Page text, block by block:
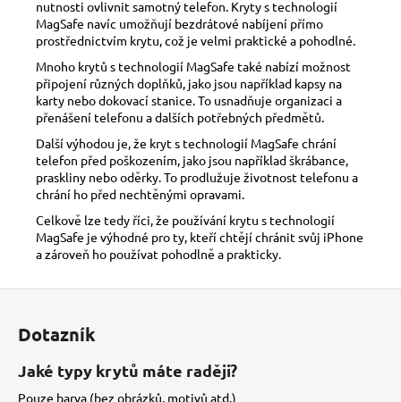
nutnosti ovlivnit samotný telefon. Kryty s technologií
MagSafe navíc umožňují bezdrátové nabíjení přímo
prostřednictvím krytu, což je velmi praktické a pohodlné.
Mnoho krytů s technologií MagSafe také nabízí možnost
připojení různých doplňků, jako jsou například kapsy na
karty nebo dokovací stanice. To usnadňuje organizaci a
přenášení telefonu a dalších potřebných předmětů.
Další výhodou je, že kryt s technologií MagSafe chrání
telefon před poškozením, jako jsou například škrábance,
praskliny nebo oděrky. To prodlužuje životnost telefonu a
chrání ho před nechtěnými opravami.
Celkově lze tedy říci, že používání krytu s technologií
MagSafe je výhodné pro ty, kteří chtějí chránit svůj iPhone
a zároveň ho používat pohodlně a prakticky.
Dotazník
Jaké typy krytů máte raději?
Pouze barva (bez obrázků, motivů atd.)